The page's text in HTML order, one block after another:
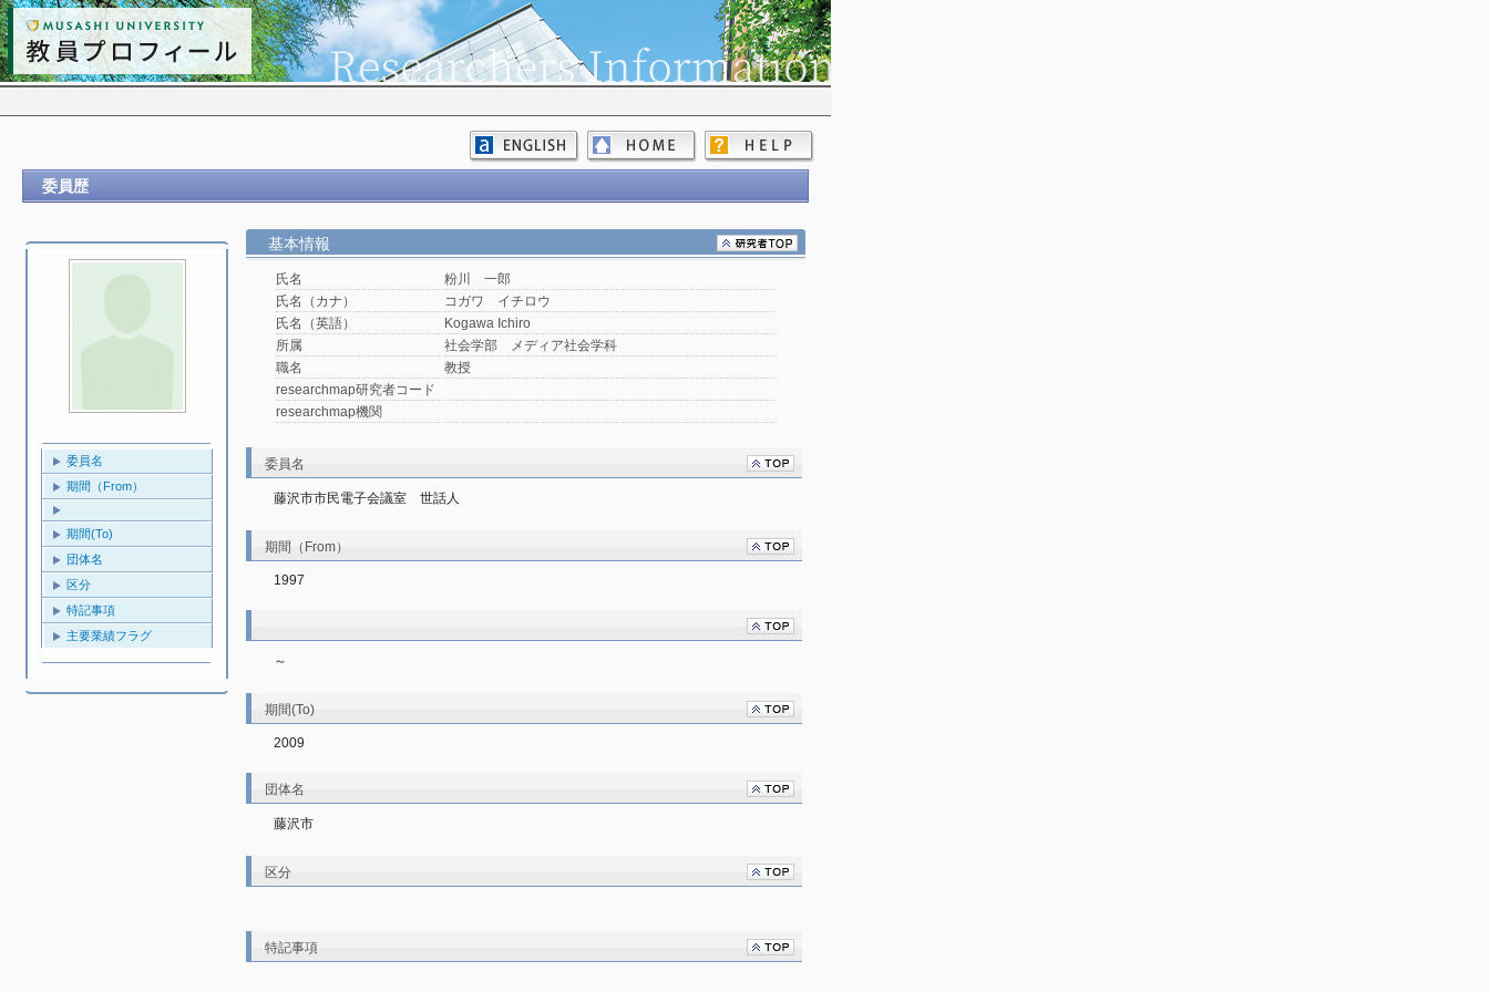
委員歴
委員名
期間（From）
期間(To)
団体名
区分
特記事項
主要業績フラグ
基本情報
氏名
粉川 一郎
氏名（カナ）
コガワ イチロウ
氏名（英語）
Kogawa Ichiro
所属
社会学部 メディア社会学科
職名
教授
researchmap研究者コード
researchmap機関
委員名
藤沢市市民電子会議室　世話人
期間（From）
1997
～
期間(To)
2009
団体名
藤沢市
区分
特記事項